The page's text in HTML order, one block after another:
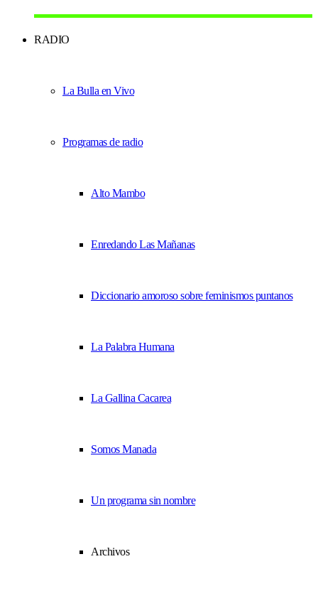
RADIO
La Bulla en Vivo
Programas de radio
Alto Mambo
Enredando Las Mañanas
Diccionario amoroso sobre feminismos puntanos
La Palabra Humana
La Gallina Cacarea
Somos Manada
Un programa sin nombre
Archivos